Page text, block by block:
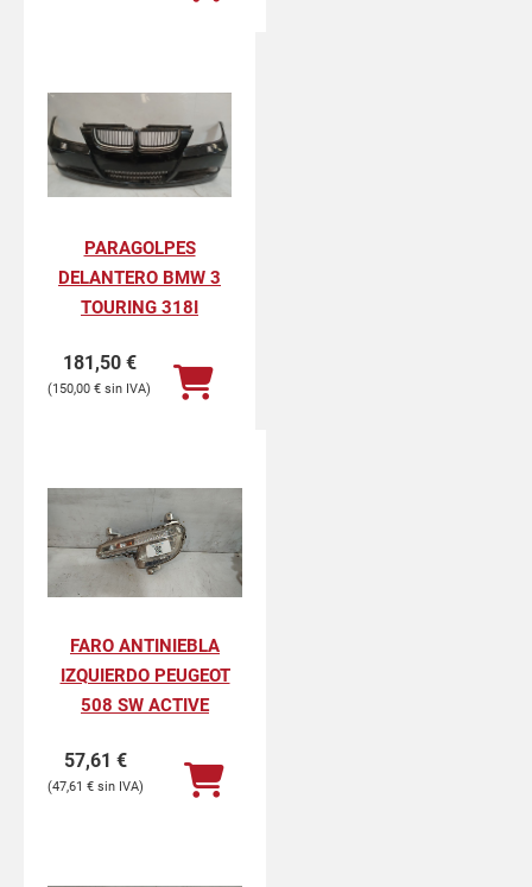
PARAGOLPES
DELANTERO BMW 3
TOURING 318I
181,50 €
150,00 €
FARO ANTINIEBLA
IZQUIERDO PEUGEOT
508 SW ACTIVE
57,61 €
47,61 €